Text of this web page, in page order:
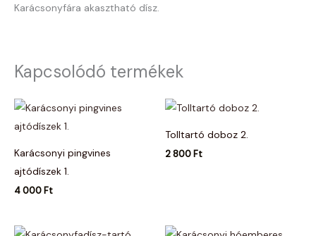
Karácsonyfára akasztható dísz.
Kapcsolódó termékek
Karácsonyi pingvines
ajtódíszek 1.
4 000 Ft
Tolltartó doboz 2.
2 800 Ft